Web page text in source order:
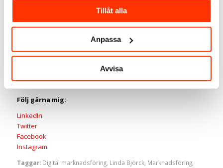
Tillåt alla
Anpassa
Avvisa
Över till dig, vad tycker du är
utmaningen med sociala medier?
Social media manager
Smartbizz AB
Följ gärna mig:
LinkedIn
Twitter
Facebook
Instagram
Taggar: Digital marknadsföring, Linda Björck, Marknadsföring,